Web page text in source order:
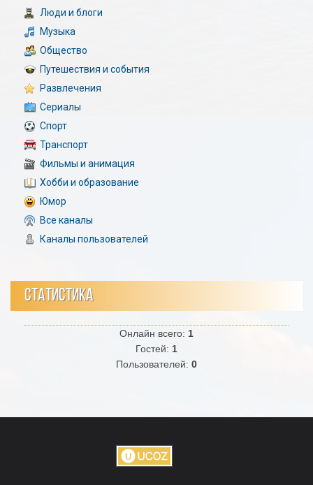
Люди и блоги
Музыка
Общество
Путешествия и события
Развлечения
Сериалы
Спорт
Транспорт
Фильмы и анимация
Хобби и образование
Юмор
Все каналы
Каналы пользователей
СТАТИСТИКА
Онлайн всего: 1
Гостей: 1
Пользователей: 0